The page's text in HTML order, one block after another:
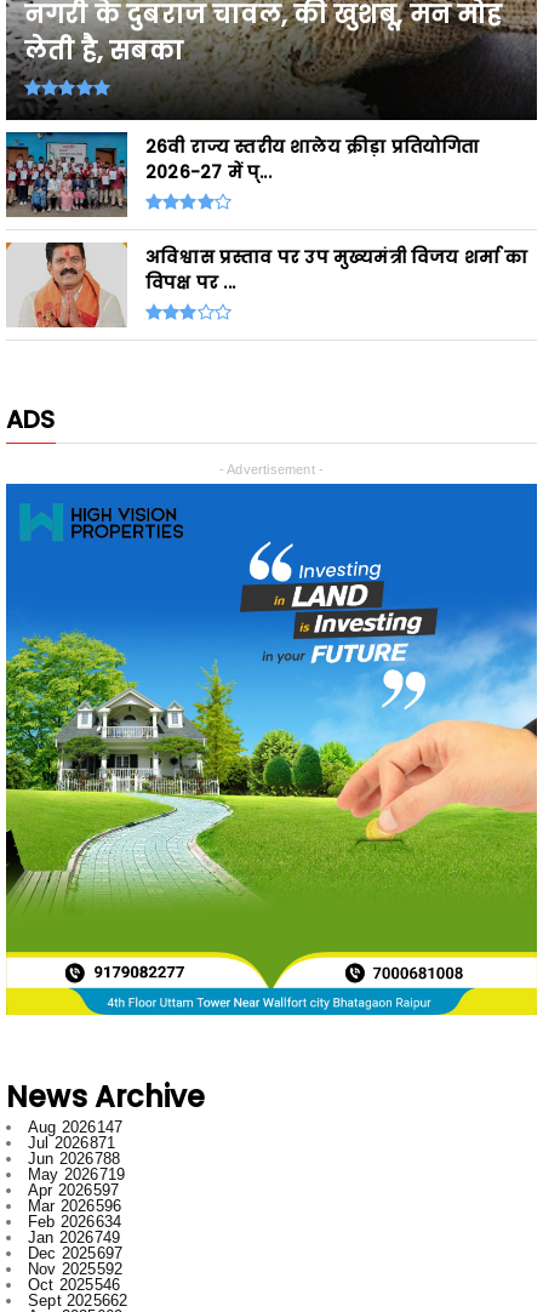
26वी राज्य स्तरीय शालेय क्रीड़ा प्रतियोगिता
2026-27 में प्...
अविश्वास प्रस्ताव पर उप मुख्यमंत्री विजय शर्मा का
विपक्ष पर ...
ADS
News Archive
Jun 2026
788
May 2026719
Apr 2026597
Mar 2026596
Feb 2026634
Jan 2026749
Dec 2025697
Nov 2025592
Oct 2025546
Sept 2025662
Aug 2025669
Jul 2025776
Jun 2025958
May 2025996